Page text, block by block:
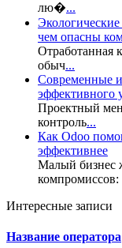
лю�...
чем опасны
Отработанная
обыч...
Современные
эффективного
Проектный
контроль...
Как Odoo
эффективнее
Малый бизнес
компромиссов:
Интересные записи
Название оператора